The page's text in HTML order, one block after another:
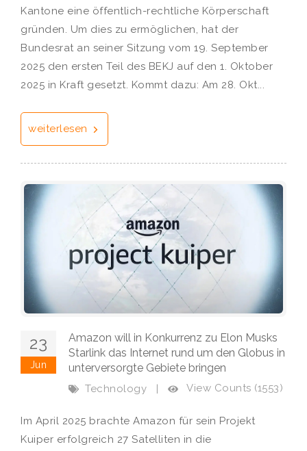
Kantone eine öffentlich-rechtliche Körperschaft
gründen. Um dies zu ermöglichen, hat der
Bundesrat an seiner Sitzung vom 19. September
2025 den ersten Teil des BEKJ auf den 1. Oktober
2025 in Kraft gesetzt. Kommt dazu: Am 28. Okt...
weiterlesen
23
Jun
Amazon will in Konkurrenz zu Elon Musks
Starlink das Internet rund um den Globus in
unterversorgte Gebiete bringen
Technology | View Counts (1553)
Im April 2025 brachte Amazon für sein Projekt
Kuiper erfolgreich 27 Satelliten in die